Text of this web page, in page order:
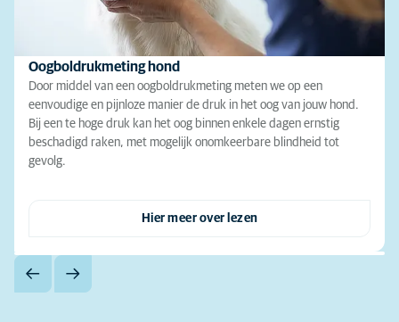
Oogboldrukmeting hond
Door middel van een oogboldrukmeting meten we op een
eenvoudige en pijnloze manier de druk in het oog van jouw hond.
Bij een te hoge druk kan het oog binnen enkele dagen ernstig
beschadigd raken, met mogelijk onomkeerbare blindheid tot
gevolg.
Hier meer over lezen